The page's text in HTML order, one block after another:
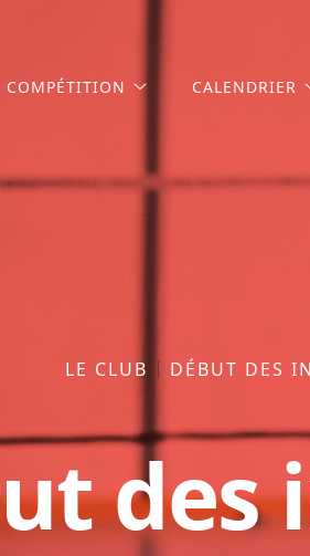
COMPÉTITION CALENDRIER
LE CLUB DÉBUT DES
des